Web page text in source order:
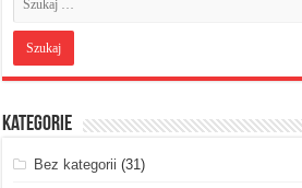
Kategorie
Bez kategorii (31)